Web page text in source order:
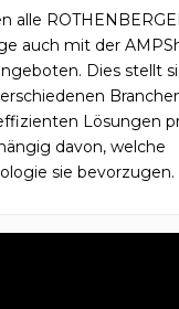
alle
auch mit der
Dies stellt
Lösungen
davon, welche
sie bevorzugen.